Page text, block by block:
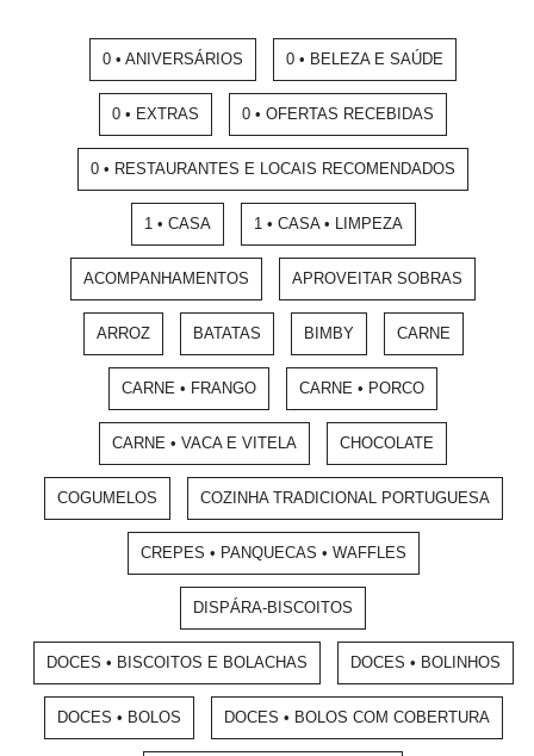
0 • ANIVERSÁRIOS 0 • BELEZA E SAÚDE
0 • EXTRAS 0 • OFERTAS RECEBIDAS
0 • RESTAURANTES E LOCAIS RECOMENDADOS
1 • CASA 1 • CASA • LIMPEZA
ACOMPANHAMENTOS APROVEITAR SOBRAS
ARROZ BATATAS BIMBY CARNE
CARNE • FRANGO CARNE • PORCO
CARNE • VACA E VITELA CHOCOLATE
COGUMELOS COZINHA TRADICIONAL PORTUGUESA
CREPES • PANQUECAS • WAFFLES
DISPÁRA-BISCOITOS
DOCES • BISCOITOS E BOLACHAS DOCES • BOLINHOS
DOCES • BOLOS DOCES • BOLOS COM COBERTURA